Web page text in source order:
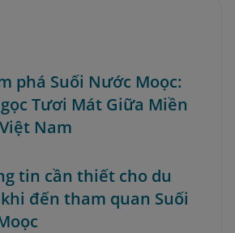
phá Suối Nước Moọc:
Tươi Mát Giữa Miền
Nam
tin cần thiết cho du
đến tham quan Suối